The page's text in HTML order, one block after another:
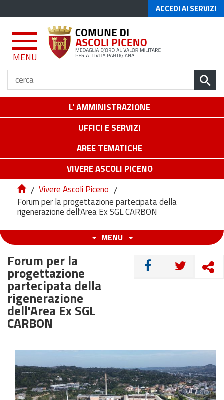
ACCEDI AI SERVIZI
MENU
L' AMMINISTRAZIONE
UFFICI E SERVIZI
AREE TEMATICHE
VIVERE ASCOLI PICENO
/ Vivere Ascoli Piceno /
Forum per la progettazione partecipata della
rigenerazione dell'Area Ex SGL CARBON
MENU
CONDIVIDI
Forum per la
progettazione
partecipata della
rigenerazione
dell'Area Ex SGL
CARBON